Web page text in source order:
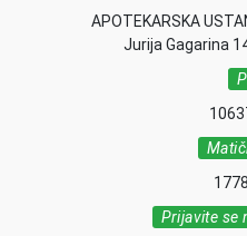
APOTEKARSKA
Jurija Gagarina
Prijavite se